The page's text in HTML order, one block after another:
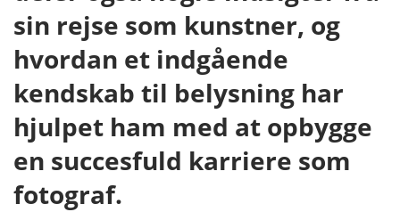
sin rejse som kunstner, og
hvordan et indgående
kendskab til belysning har
hjulpet ham med at opbygge
en succesfuld karriere som
fotograf.